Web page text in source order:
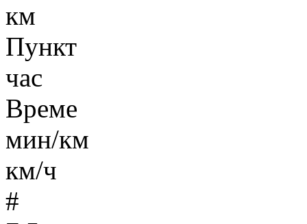
км
Пункт
час
Време
мин/км
км/ч
#